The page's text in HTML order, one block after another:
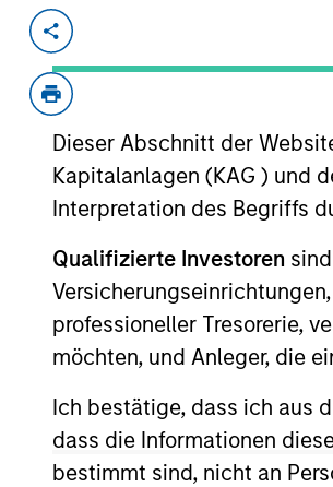
Dieser Abschnitt der
Kapitalanlagen (KAG ) und
Interpretation des Begriffs
Qualifizierte Investoren
professioneller Tresorerie,
möchten, und Anleger, die
Ich bestätige, dass ich aus
dass die Informationen
bestimmt sind, nicht an
May 2021
ComplianceMetric
to gain control and
cloud-based
market with the
and consumer
quality and
View Current
View Site